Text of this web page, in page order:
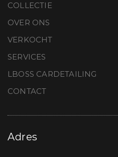
COLLECTIE
OVER ONS
VERKOCHT
SERVICES
LBOSS CARDETAILING
CONTACT
Adres